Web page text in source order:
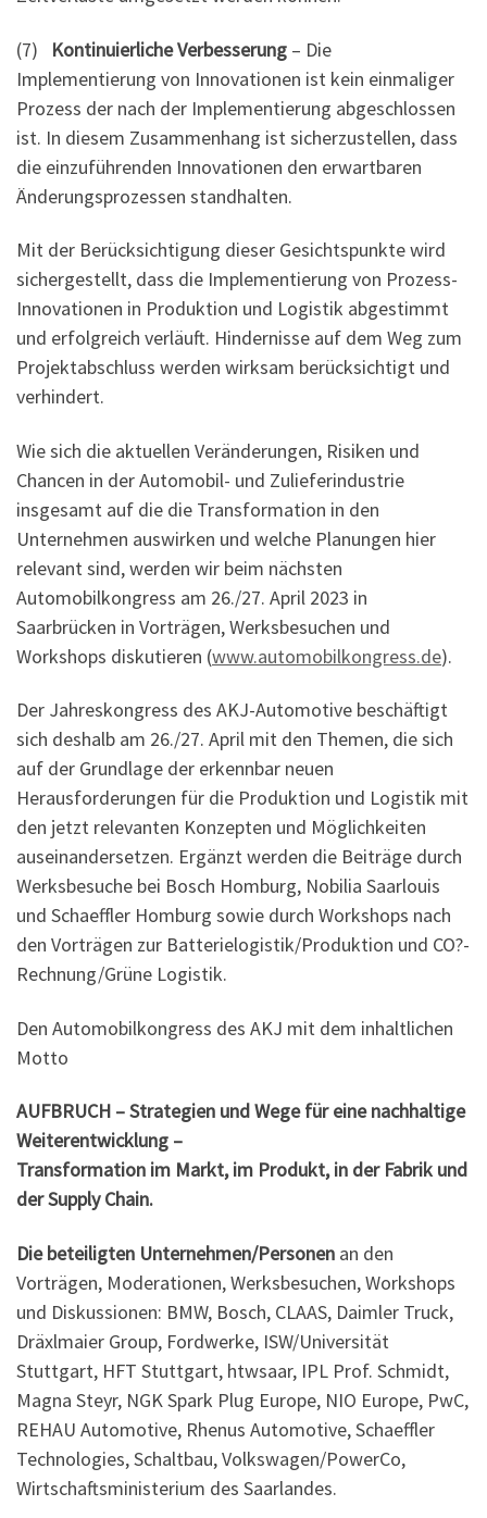
(7) Kontinuierliche Verbesserung – Die
Implementierung von Innovationen ist kein einmaliger
Prozess der nach der Implementierung abgeschlossen
ist. In diesem Zusammenhang ist sicherzustellen, dass
die einzuführenden Innovationen den erwartbaren
Änderungsprozessen standhalten.
Mit der Berücksichtigung dieser Gesichtspunkte wird
sichergestellt, dass die Implementierung von Prozess-
Innovationen in Produktion und Logistik abgestimmt
und erfolgreich verläuft. Hindernisse auf dem Weg zum
Projektabschluss werden wirksam berücksichtigt und
verhindert.
Wie sich die aktuellen Veränderungen, Risiken und
Chancen in der Automobil- und Zulieferindustrie
insgesamt auf die die Transformation in den
Unternehmen auswirken und welche Planungen hier
relevant sind, werden wir beim nächsten
Automobilkongress am 26./27. April 2023 in
Saarbrücken in Vorträgen, Werksbesuchen und
Workshops diskutieren (www.automobilkongress.de).
Der Jahreskongress des AKJ-Automotive beschäftigt
sich deshalb am 26./27. April mit den Themen, die sich
auf der Grundlage der erkennbar neuen
Herausforderungen für die Produktion und Logistik mit
den jetzt relevanten Konzepten und Möglichkeiten
auseinandersetzen. Ergänzt werden die Beiträge durch
Werksbesuche bei Bosch Homburg, Nobilia Saarlouis
und Schaeffler Homburg sowie durch Workshops nach
den Vorträgen zur Batterielogistik/Produktion und CO?-
Rechnung/Grüne Logistik.
Den Automobilkongress des AKJ mit dem inhaltlichen
Motto
AUFBRUCH – Strategien und Wege für eine nachhaltige
Weiterentwicklung –
Transformation im Markt, im Produkt, in der Fabrik und
der Supply Chain.
Die beteiligten Unternehmen/Personen an den
Vorträgen, Moderationen, Werksbesuchen, Workshops
und Diskussionen: BMW, Bosch, CLAAS, Daimler Truck,
Dräxlmaier Group, Fordwerke, ISW/Universität
Stuttgart, HFT Stuttgart, htwsaar, IPL Prof. Schmidt,
Magna Steyr, NGK Spark Plug Europe, NIO Europe, PwC,
REHAU Automotive, Rhenus Automotive, Schaeffler
Technologies, Schaltbau, Volkswagen/PowerCo,
Wirtschaftsministerium des Saarlandes.